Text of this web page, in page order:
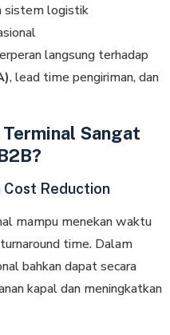
sistem logistik
langsung terhadap
, lead time pengiriman, dan
Sangat
Cost Reduction
mampu menekan waktu
time. Dalam
bahkan dapat secara
kapal dan meningkatkan